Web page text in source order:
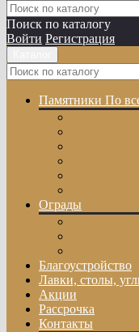
Поиск по каталогу
Войти Регистрация
Памятники По
Ограды
Благоустройство
Лавки, столы,
Акции
Рассрочка
Контакты